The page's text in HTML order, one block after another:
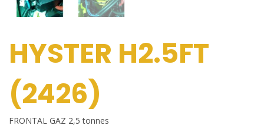
HYSTER H2.5FT
(2426)
FRONTAL GAZ 2,5 tonnes